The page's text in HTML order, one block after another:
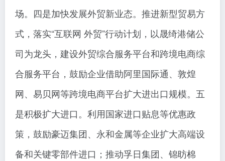
场。四是加快发展外贸新业态。推进新型贸易方
式，落实“互联网 外贸”行动计划，以晟绮港储公
司为龙头，建设外贸综合服务平台和跨境电商综
合服务平台，鼓励企业借助阿里国际通、敦煌
网、易贝网等跨境电商平台扩大进出口规模。五
是积极扩大进口。利用国家进口贴息等优惠政
策，鼓励豪迈集团、永和金属等企业扩大高端设
备和关键零部件进口；推动孚日集团、锦昉棉